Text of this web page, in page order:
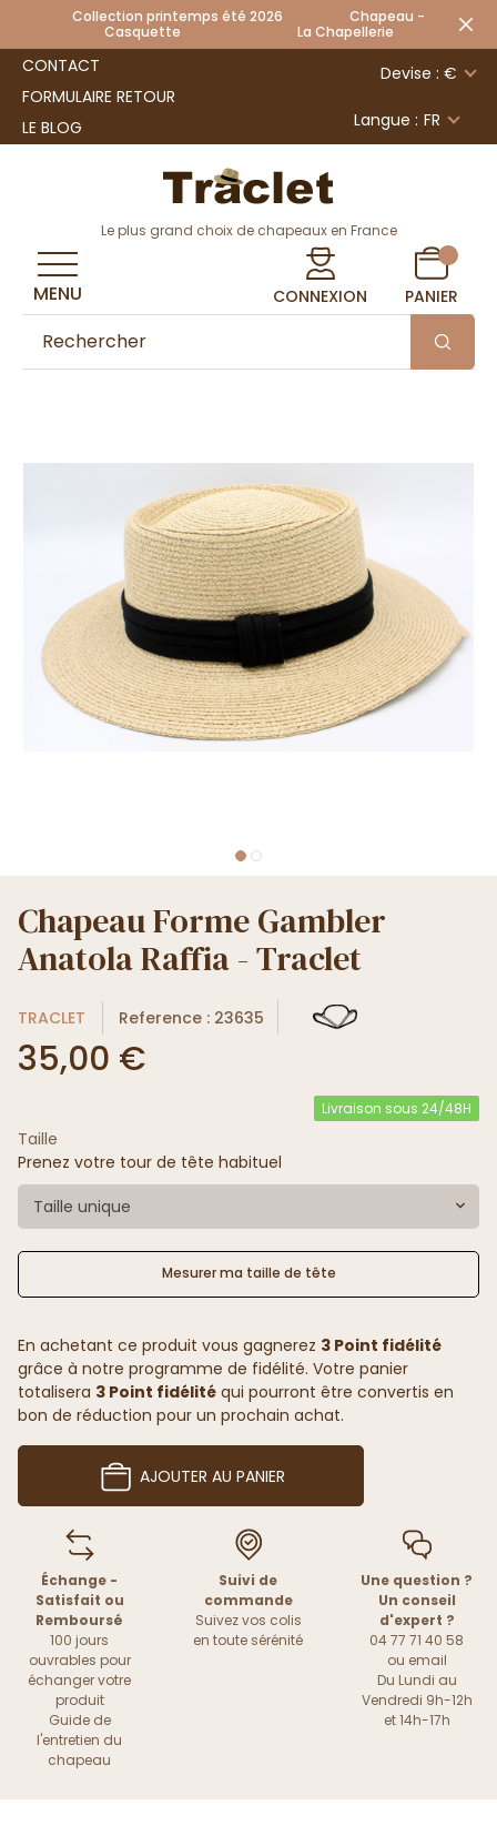
Collection printemps été 2026 Chapeau -
Casquette La Chapellerie
CONTACT
FORMULAIRE RETOUR
LE BLOG
Devise : €
Langue : FR
Le plus grand choix de chapeaux en France
CONNEXION PANIER
MENU
Chapeau Forme Gambler
Anatola Raffia - Traclet
TRACLET Reference : 23635
35,00 €
Livraison sous 24/48H
Taille
Prenez votre tour de tête habituel
Taille unique
Mesurer ma taille de tête
En achetant ce produit vous gagnerez 3 Point fidélité
grâce à notre programme de fidélité. Votre panier
totalisera 3 Point fidélité qui pourront être convertis en
bon de réduction pour un prochain achat.
AJOUTER AU PANIER
Échange -
Satisfait ou
Remboursé
100 jours
ouvrables pour
échanger votre
produit
Guide de
l'entretien du
chapeau
Suivi de
commande
Suivez vos colis
en toute sérénité
Une question ?
Un conseil
d'expert ?
04 77 71 40 58
ou email
Du Lundi au
Vendredi 9h-12h
et 14h-17h